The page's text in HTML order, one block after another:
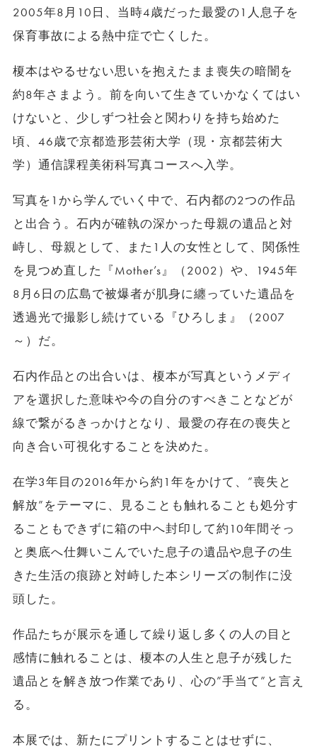
2005年8月10日、当時4歳だった最愛の1人息子を
保育事故による熱中症で亡くした。
榎本はやるせない思いを抱えたまま喪失の暗闇を
約8年さまよう。前を向いて生きていかなくてはい
けないと、少しずつ社会と関わりを持ち始めた
頃、46歳で京都造形芸術大学（現・京都芸術大
学）通信課程美術科写真コースへ入学。
写真を1から学んでいく中で、石内都の2つの作品
と出合う。石内が確執の深かった母親の遺品と対
峙し、母親として、また1人の女性として、関係性
を見つめ直した『Mother’s』（2002）や、1945年
8月6日の広島で被爆者が肌身に纏っていた遺品を
透過光で撮影し続けている『ひろしま』（2007
～）だ。
石内作品との出合いは、榎本が写真というメディ
アを選択した意味や今の自分のすべきことなどが
線で繋がるきっかけとなり、最愛の存在の喪失と
向き合い可視化することを決めた。
在学3年目の2016年から約1年をかけて、”喪失と
解放”をテーマに、見ることも触れることも処分す
ることもできずに箱の中へ封印して約10年間そっ
と奥底へ仕舞いこんでいた息子の遺品や息子の生
きた生活の痕跡と対峙した本シリーズの制作に没
頭した。
作品たちが展示を通して繰り返し多くの人の目と
感情に触れることは、榎本の人生と息子が残した
遺品とを解き放つ作業であり、心の”手当て”と言え
る。
本展では、新たにプリントすることはせずに、